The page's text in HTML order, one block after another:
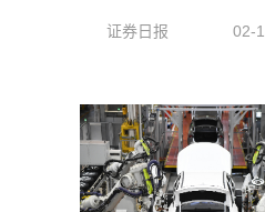
证券日报 02-